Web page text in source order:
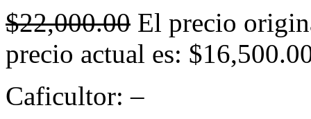
$22,000.00 El precio
precio actual es:
Caficultor: –